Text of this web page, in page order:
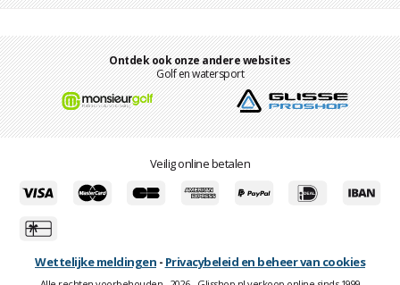
Ontdek ook onze andere websites
Golf en watersport
Veilig online betalen
Wettelijke meldingen - Privacybeleid en beheer van cookies